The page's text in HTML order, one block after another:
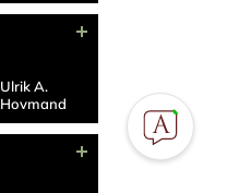
Ulrik A.
Hovmand